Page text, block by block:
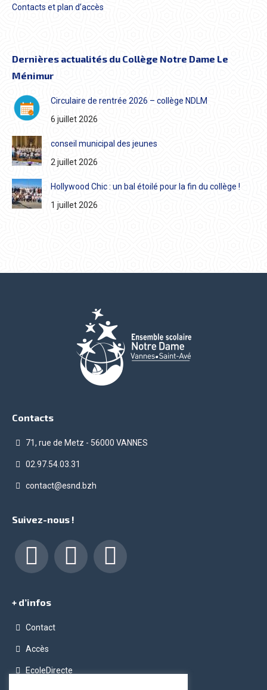
Contacts et plan d’accès
Dernières actualités du Collège Notre Dame Le
Ménimur
Circulaire de rentrée 2026 – collège NDLM
6 juillet 2026
conseil municipal des jeunes
2 juillet 2026
Hollywood Chic : un bal étoilé pour la fin du collège !
1 juillet 2026
Contacts
71, rue de Metz - 56000 VANNES
02.97.54.03.31
contact@esnd.bzh
Suivez-nous !
Facebook LinkedIn Instagram
+ d’infos
Contact
Accès
EcoleDirecte